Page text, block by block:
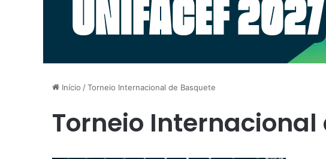
Início /Torneio Internacional de Basquete
Torneio Internacional